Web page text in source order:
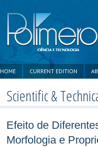
HOME CURRENT EDITION
Scientific &
Efeito de
Morfologia e